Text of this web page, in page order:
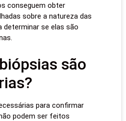
conseguem obter
sobre a natureza das
determinar se elas são
são
para confirmar
podem ser feitos